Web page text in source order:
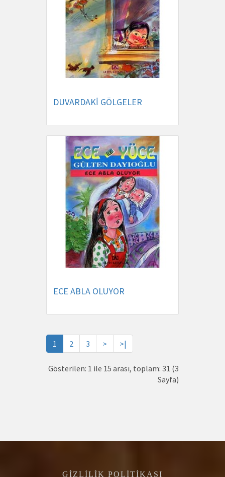
DUVARDAKİ GÖLGELER
ECE ABLA OLUYOR
1 2 3 > >|
Gösterilen: 1 ile 15 arası, toplam: 31 (3
Sayfa)
GIZLILIK POLITIKASI